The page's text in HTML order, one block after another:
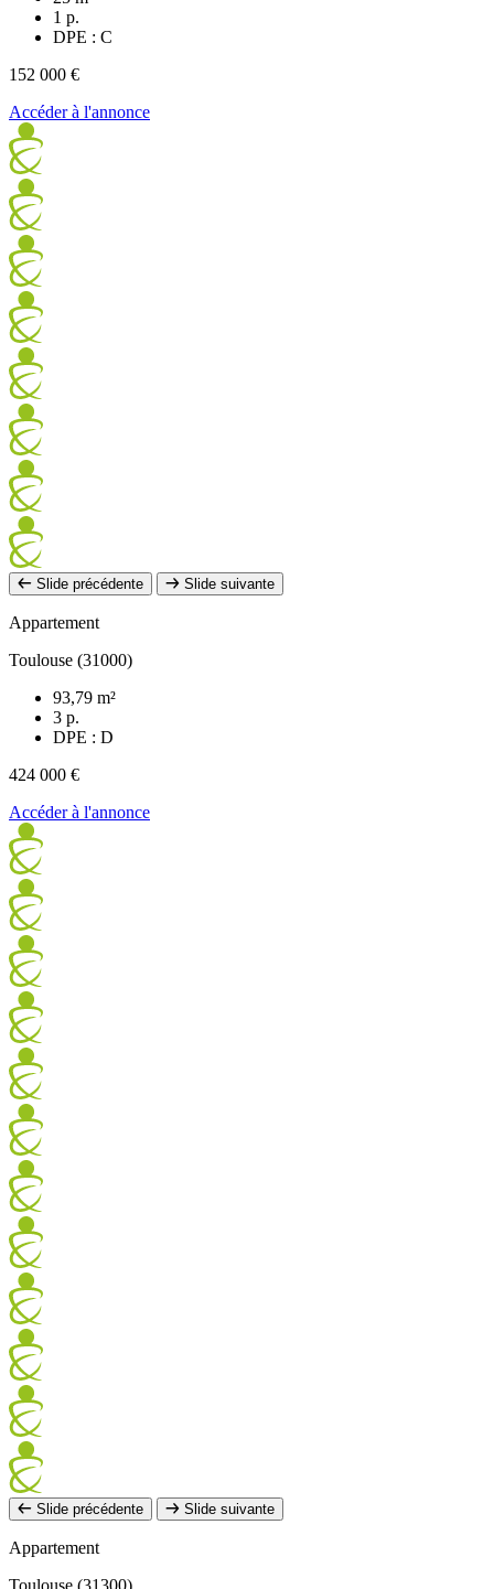
1 p.
DPE : C
152 000 €
Accéder à l'annonce
Slide précédente Slide suivante
Appartement
Toulouse (31000)
93,79 m²
3 p.
DPE : D
424 000 €
Accéder à l'annonce
Slide précédente Slide suivante
Appartement
Toulouse (31300)